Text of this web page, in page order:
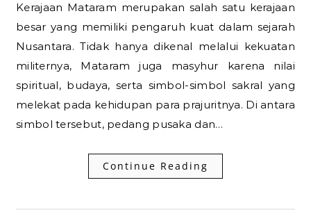
Kerajaan Mataram merupakan salah satu kerajaan
besar yang memiliki pengaruh kuat dalam sejarah
Nusantara. Tidak hanya dikenal melalui kekuatan
militernya, Mataram juga masyhur karena nilai
spiritual, budaya, serta simbol-simbol sakral yang
melekat pada kehidupan para prajuritnya. Di antara
simbol tersebut, pedang pusaka dan…
Continue Reading